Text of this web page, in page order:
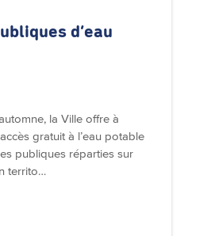
d’eau
la Ville offre à
gratuit à l’eau potable
publiques réparties sur
territo…